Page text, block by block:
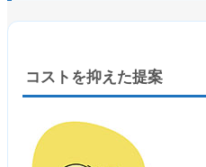
コストを抑えた提案